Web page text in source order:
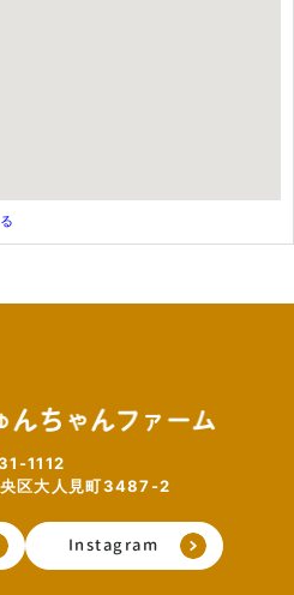
1112
区大人見町3487-2
Instagram